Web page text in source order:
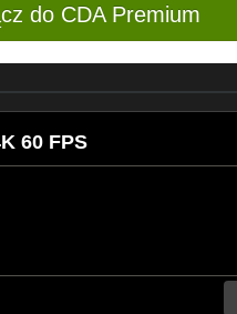
do CDA Premium
60 FPS